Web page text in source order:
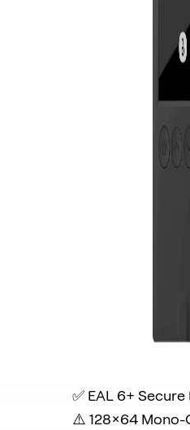
✅ EAL 6+
⚠️ 128×64 Mono-